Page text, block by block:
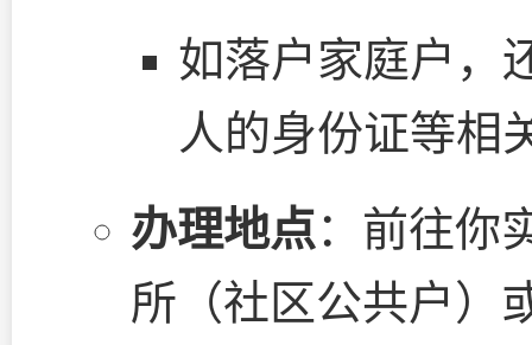
如落户家庭户，
人的身份证等相
办理地点：前往你
所（社区公共户）